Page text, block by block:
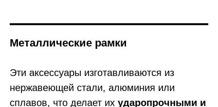
Металлические рамки
Эти аксессуары изготавливаются из
нержавеющей стали, алюминия или
сплавов, что делает их ударопрочными и